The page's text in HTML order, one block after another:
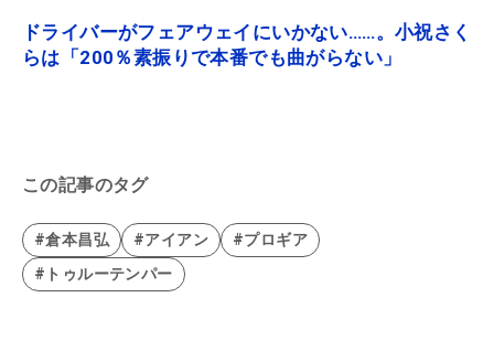
ドライバーがフェアウェイにいかない……。小祝さく
らは「200％素振りで本番でも曲がらない」
この記事のタグ
#倉本昌弘 #アイアン
#プロギア
#トゥルーテンパー